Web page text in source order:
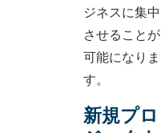
ジネスに集中
させることが
可能になりま
す。
新規プロ